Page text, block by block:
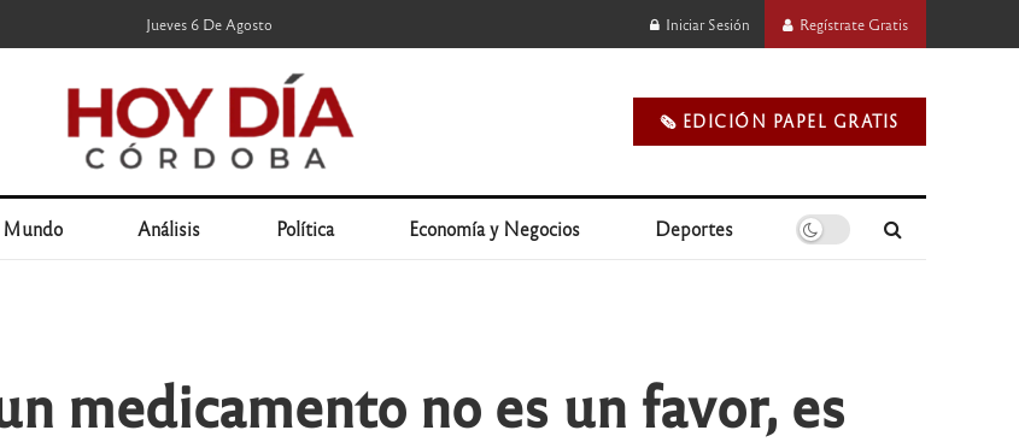
Jueves 6 De Agosto Iniciar Sesión Regístrate Gratis
🗞️ EDICIÓN PAPEL GRATIS
Análisis Política Economía y Negocios Deportes
medicamento no es un favor, es